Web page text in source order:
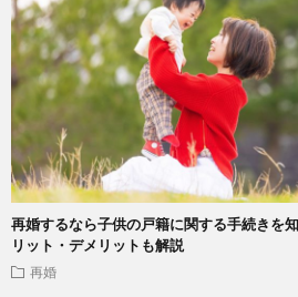
再婚するなら子供の戸籍に関する手続きを
リット・デメリットも解説
再婚